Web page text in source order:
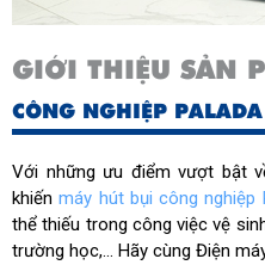
GIỚI THIỆU SẢN
CÔNG NGHIỆP
Với những ưu điểm vượt bật
khiếnmáy hút bụi công nghiệp
thể thiếu trong công việc vệ
trường học,... Hãy cùng Điện